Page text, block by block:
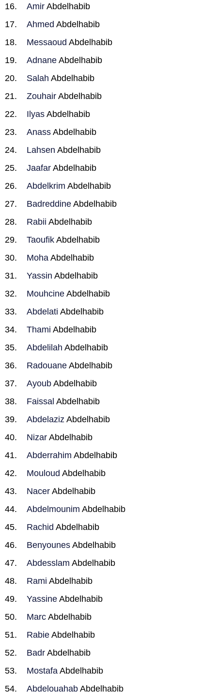
Amir Abdelhabib
Ahmed Abdelhabib
Messaoud Abdelhabib
Adnane Abdelhabib
Salah Abdelhabib
Zouhair Abdelhabib
Ilyas Abdelhabib
Anass Abdelhabib
Lahsen Abdelhabib
Jaafar Abdelhabib
Abdelkrim Abdelhabib
Badreddine Abdelhabib
Rabii Abdelhabib
Taoufik Abdelhabib
Moha Abdelhabib
Yassin Abdelhabib
Mouhcine Abdelhabib
Abdelati Abdelhabib
Thami Abdelhabib
Abdelilah Abdelhabib
Radouane Abdelhabib
Ayoub Abdelhabib
Faissal Abdelhabib
Abdelaziz Abdelhabib
Nizar Abdelhabib
Abderrahim Abdelhabib
Mouloud Abdelhabib
Nacer Abdelhabib
Abdelmounim Abdelhabib
Rachid Abdelhabib
Benyounes Abdelhabib
Abdesslam Abdelhabib
Rami Abdelhabib
Yassine Abdelhabib
Marc Abdelhabib
Rabie Abdelhabib
Badr Abdelhabib
Mostafa Abdelhabib
Abdelouahab Abdelhabib